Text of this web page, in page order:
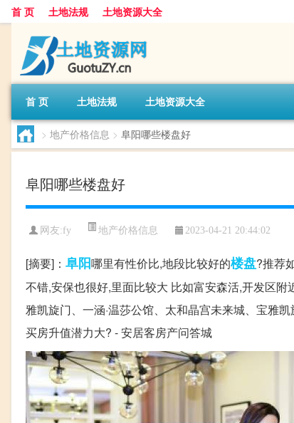
首 页 土地法规 土地资源大全
首 页 土地法规 土地资源大全
> 地产价格信息 > 阜阳哪些楼盘好
阜阳哪些楼盘好
网友:fy 地产价格信息 2023-04-21 20:44:02
[摘要]： 阜阳哪里有性价比,地段比较好的楼盘?推荐
不错,安保也很好,里面比较大 比如富安森活,开发区
雅凯旋门、一涵·温莎公馆、太和晶宫未来城、宝雅
买房升值潜力大? - 安居客房产问答城